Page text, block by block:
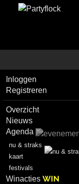
Inloggen
Registreren
Overzicht
Nieuws
Agenda
nu & straks
kaart
festivals
WinactiesWIN